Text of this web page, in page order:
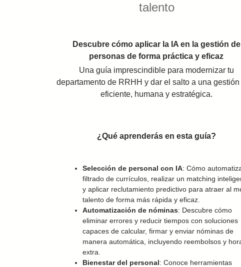
talento
Descubre cómo aplicar la IA en la gestión de
personas de forma práctica y eficaz
Una guía imprescindible para modernizar tu
departamento de RRHH y dar el salto a una gestión
eficiente, humana y estratégica.
¿Qué aprenderás en esta guía?
Selección de personal con IA: Cómo
filtrado de currículos, realizar un matching
y aplicar reclutamiento predictivo para atraer al
talento de forma más rápida y eficaz.
Automatización de nóminas: Descubre cómo
eliminar errores y reducir tiempos con soluciones
capaces de calcular, firmar y enviar nóminas de
manera automática, incluyendo reembolsos y
extra.
Bienestar del personal: Conoce herramientas